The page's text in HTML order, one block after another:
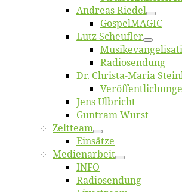
An­dre­as Riedel
Gos­pel­MA­GIC
Lutz Scheuf­ler
Ra­dio­sen­dung
Dr. Chris­­ta-Ma­ria
Jens Ulb­richt
Gun­tram Wurst
Zelt­team
Ein­sät­ze
Me­di­en­ar­beit
INFO
Ra­dio­sen­dung